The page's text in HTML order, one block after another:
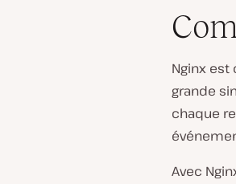
Nginx
grande
chaque
Avec